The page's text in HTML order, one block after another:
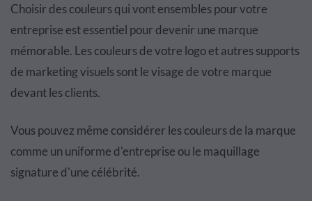
Choisir des couleurs qui vont ensembles pour votre
entreprise est essentiel pour devenir une marque
mémorable. Les couleurs de votre logo et autres supports
de marketing visuels sont le visage de votre marque
devant les clients.
Vous pouvez même considérer les couleurs de la marque
comme un uniforme d'entreprise ou le maquillage
signature d'une célébrité.